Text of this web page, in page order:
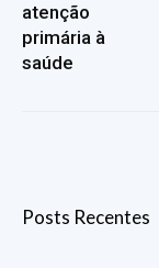
atenção
primária à
saúde
Posts Recentes